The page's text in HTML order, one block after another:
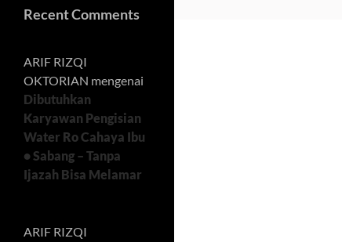
Recent Comments
ARIF RIZQI
OKTORIAN mengenai
Dibutuhkan
Karyawan Pengisian
Water Ro Cahaya Ibu
• Sabang – Tanpa
Ijazah Bisa Melamar
ARIF RIZQI